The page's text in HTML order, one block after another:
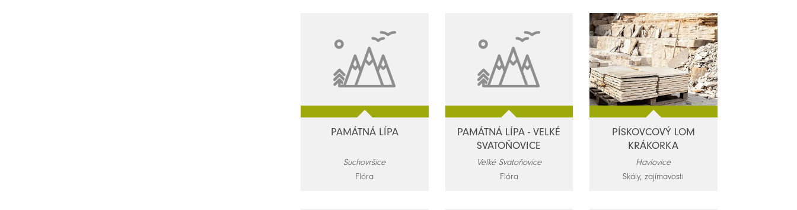
PAMÁTNÁ LÍPA
Suchovršice
Flóra
PAMÁTNÁ LÍPA - VELKÉ
SVATOŇOVICE
Velké Svatoňovice
Flóra
PÍSKOVCOVÝ LOM
KRÁKORKA
Havlovice
Skály, zajímavosti